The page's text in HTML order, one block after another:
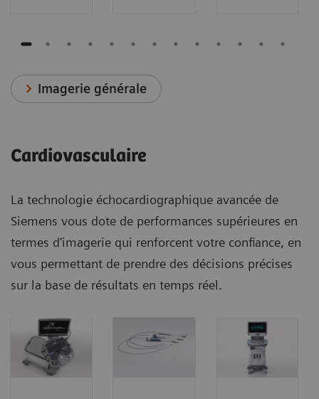
Imagerie générale
Cardiovasculaire
La technologie échocardiographique avancée de
Siemens vous dote de performances supérieures en
termes d'imagerie qui renforcent votre confiance, en
vous permettant de prendre des décisions précises
sur la base de résultats en temps réel.